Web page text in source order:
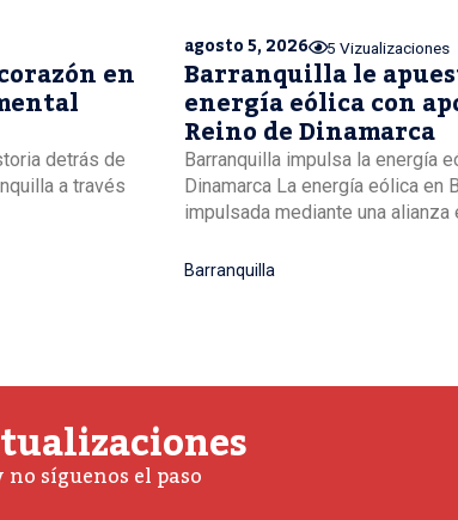
en
detrás de
a través
agosto 5, 2026 5 Vizualizaciones
Barranquilla le
energía eólica con
Reino de Dinamarca
Barranquilla impulsa la energía
Dinamarca La energía eólica en
impulsada mediante una alianza
Barranquilla
síguenos el paso